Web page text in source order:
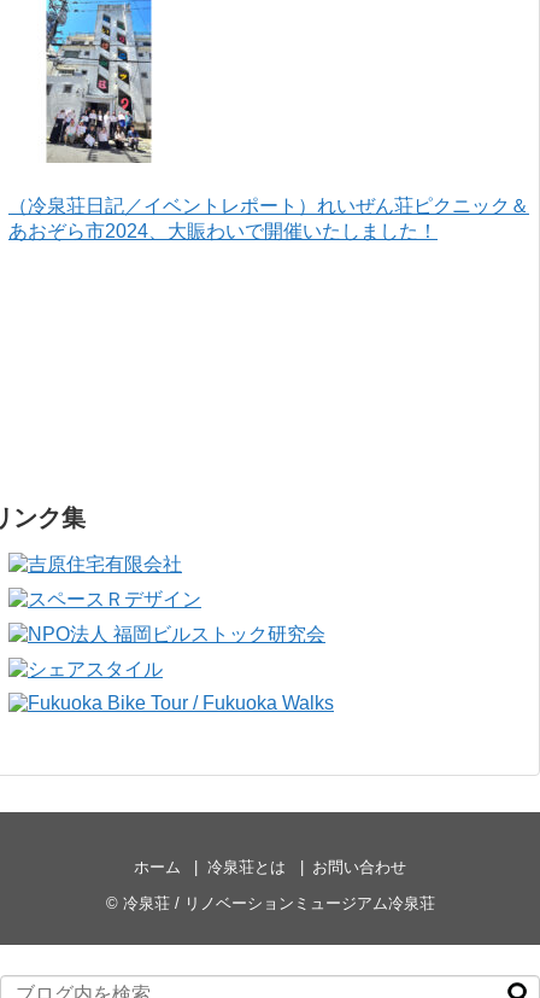
（冷泉荘日記／イベントレポート）れいぜん荘ピクニック＆
あおぞら市2024、大賑わいで開催いたしました！
ンク集
ホーム 冷泉荘とは
お問い合わせ
© 冷泉荘 / リノベーションミュージアム冷泉荘